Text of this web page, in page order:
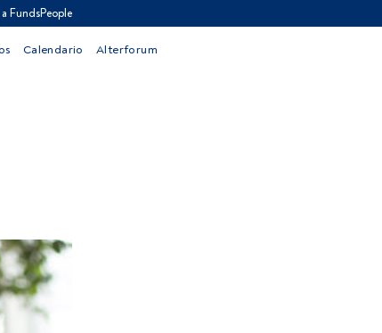
FundsPeople
Calendario Alterforum